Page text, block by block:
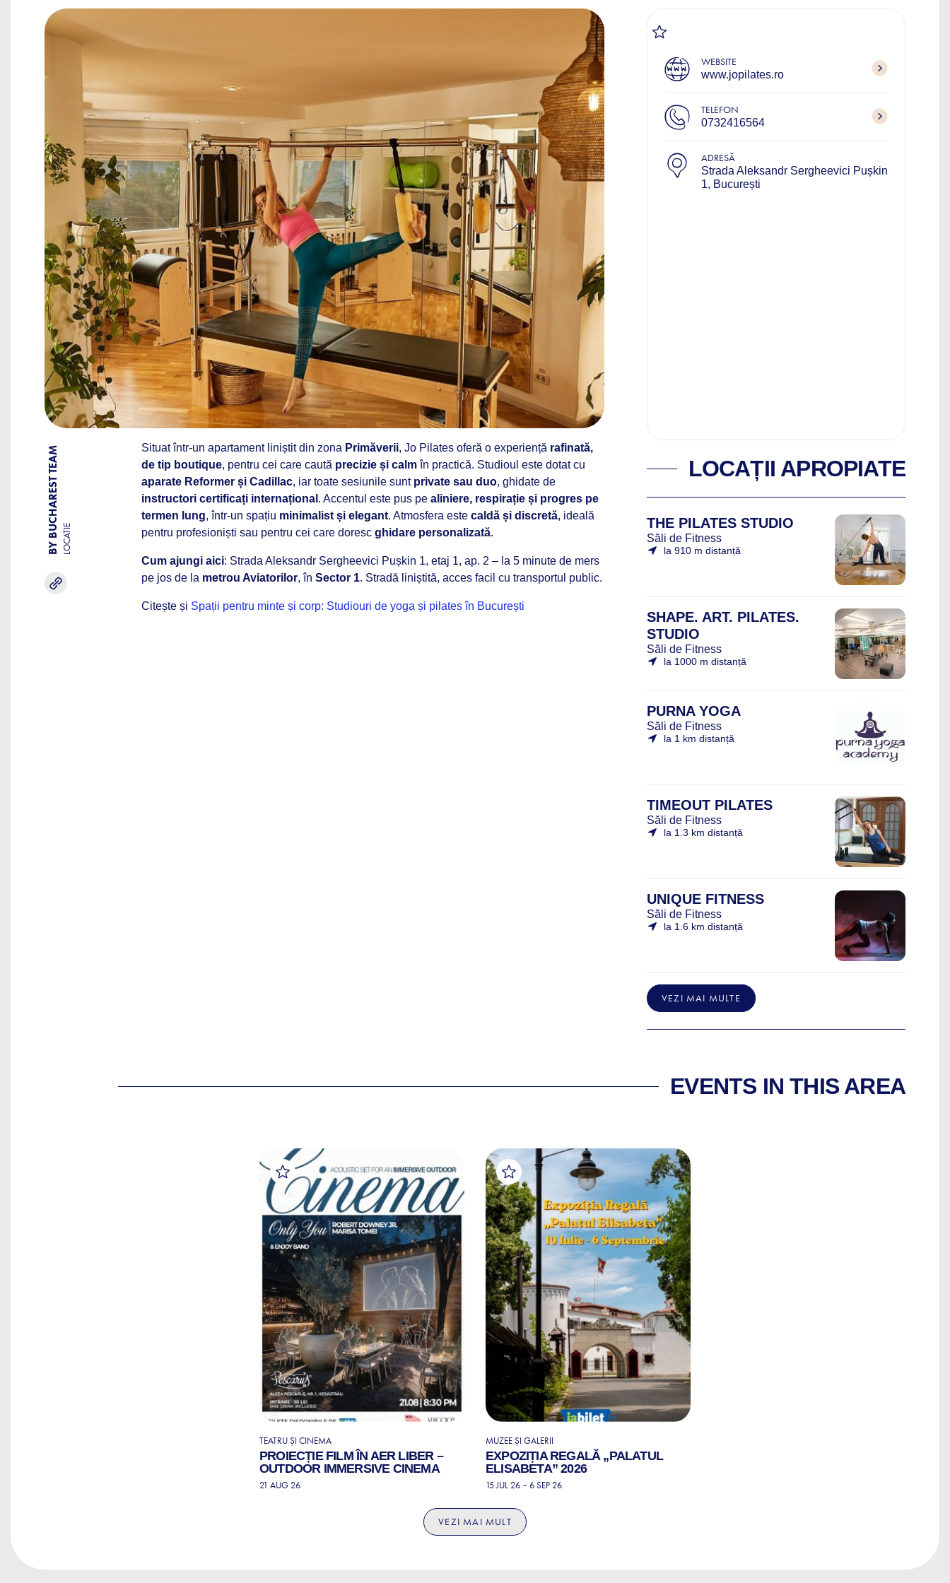
BY BUCHAREST TEAM LOCATIE
Situat într-un apartament liniștit din zona Primăverii, Jo Pilates oferă o experiență rafinată,
de tip boutique, pentru cei care caută precizie și calmîn practică. Studioul este dotat cu
aparate Reformer și Cadillac, iar toate sesiunile sunt private sau duo, ghidate de
instructori certificați internațional . Accentul este pus pe aliniere, respirație și progres pe
termen lung, într-un spațiu minimalist și elegant. Atmosfera este caldă și discretă, ideală
pentru profesioniști sau pentru cei care doresc ghidare personalizată.
Cum ajungi aici: Strada Aleksandr Sergheevici Pușkin 1, etaj 1, ap. 2 – la 5 minute de mers
pe jos de la metrou Aviatorilor, în Sector 1. Stradă liniștită, acces facil cu transportul public.
Citește și Spații pentru minte și corp: Studiouri de yoga și pilates în București
WEBSITE
www.jopilates.ro
TELEFON
0732416564
ADRESĂ
Strada Aleksandr Sergheevici Pușkin
1, București
LOCAȚII APROPIATE
THE PILATES STUDIO
Săli de Fitness
la 910 m distanță
SHAPE. ART. PILATES.
STUDIO
Săli de Fitness
la 1000 m distanță
PURNA YOGA
Săli de Fitness
la 1 km distanță
TIMEOUT PILATES
Săli de Fitness
la 1.3 km distanță
UNIQUE FITNESS
Săli de Fitness
la 1.6 km distanță
VEZI MAI MULTE
EVENTS IN THIS AREA
TEATRU ȘI CINEMA
PROIECȚIE FILM ÎN AER LIBER –
OUTDOOR IMMERSIVE CINEMA
21 AUG 26
MUZEE ȘI GALERII
EXPOZIȚIA REGALĂ „PALATUL
ELISABETA” 2026
15 JUL 26 - 6 SEP 26
VEZI MAI MULT